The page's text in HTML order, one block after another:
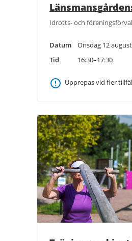
Idrotts- och
Datum
Onsdag 12
Tid
16:30–17:30
Upprepas vid fler